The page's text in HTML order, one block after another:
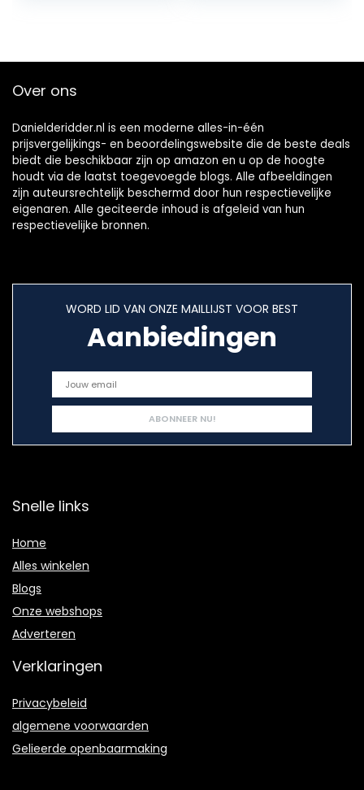
Over ons
Danielderidder.nl is een moderne alles-in-één
prijsvergelijkings- en beoordelingswebsite die de beste deals
biedt die beschikbaar zijn op amazon en u op de hoogte
houdt via de laatst toegevoegde blogs. Alle afbeeldingen
zijn auteursrechtelijk beschermd door hun respectievelijke
eigenaren. Alle geciteerde inhoud is afgeleid van hun
respectievelijke bronnen.
WORD LID VAN ONZE MAILLIJST VOOR BEST
Aanbiedingen
Snelle links
Home
Alles winkelen
Blogs
Onze webshops
Adverteren
Verklaringen
Privacybeleid
algemene voorwaarden
Gelieerde openbaarmaking